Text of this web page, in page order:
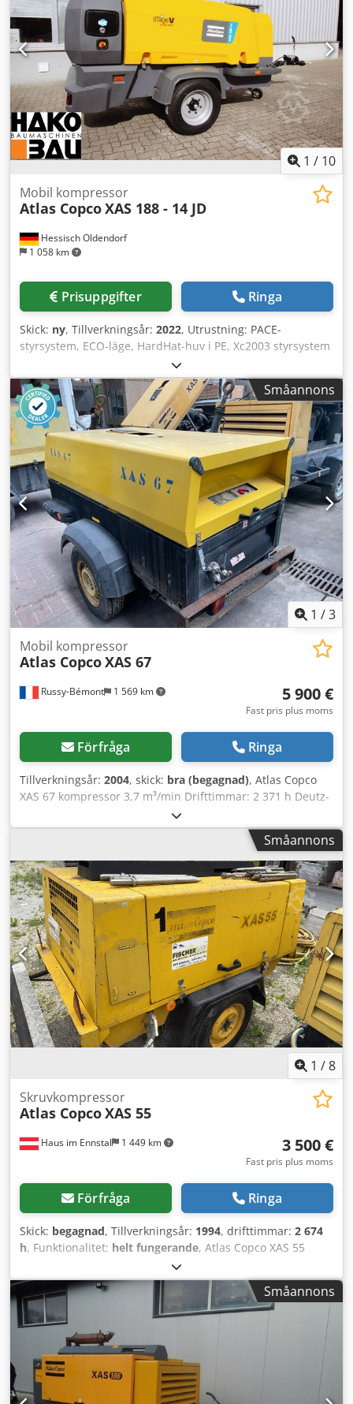
1 / 10
Hessisch Oldendorf
1 058 km
Mobil kompressor
Atlas CopcoXAS 188 - 14 JD
Prisuppgifter Ringa
Skick: ny, Tillverkningsår: 2022, Utrustning: PACE-
styrsystem, ECO-läge, HardHat-huv i PE, Xc2003 styrsystem
Minsta arbetstemperatur: -10 °C Ramens mått: 4844 x 1807
x 1892 mm (L x B x H) Lossningsvarvtal: 1500 rpm Nominellt
varvtal vid full belastning: 1960 rpm Maximal
omgivningstemperatur: 45 °C Motoreffekt: 104 kW
Volymflöde (FAD): 10,9-9,7 m³/min Arbetstryckområde: 5-14
bar Kompressorstyrning för flexibel tryck- och
flödesreglering: PACE Motormärke / Modell: John Deere /
4045HI551 Tryckluftsberedning bestående av:
tryckluftkylare, vattenavskiljare och PD-filter Utsläppsklass:
Steg V Antal cylindrar: 4 Cjdpfx Adoii U R Dsporf
Småannons
1 /3
Russy-Bémont 1 569 km
Mobil kompressor
Atlas CopcoXAS 67
5 900 €
Fast pris plus moms
Förfråga Ringa
Tillverkningsår: 2004, skick: bra (begagnad), Atlas Copco
XAS 67 kompressor 3,7 m³/min Drifttimmar: 2 371 h Deutz-
motor Cjdoiywpzepfx Adperf Typ: diesel
Småannons
1 /8
Haus im Ennstal 1 449 km
Skruvkompressor
Atlas CopcoXAS 55
3 500 €
Fast pris plus moms
Förfråga Ringa
Skick: begagnad, Tillverkningsår: 1994, drifttimmar: 2 674
h, Funktionalitet: helt fungerande, Atlas Copco XAS 55
byggkompressor / skruvkompressor - årsmodell 1994 - inkl.
tillbehör Kommersiell försäljning av en mobil Atlas Copco
byggkompressor som komplett paket! Till salu är en pålitlig
och robust skruvkompressor från kvalitets tillverkaren
Atlas Copco, modell XAS 55. Maskinen kommer från Fischer
Bau GmbH:s maskinpark, är monterad på ett praktiskt
enkelaxlat släpchassi med dragstång och är direkt redo för
användning på byggarbetsplatsen. Fordons- & tekniska
data (enligt typskylt & instrument): Tillverkare: Atlas Copco
Småannons